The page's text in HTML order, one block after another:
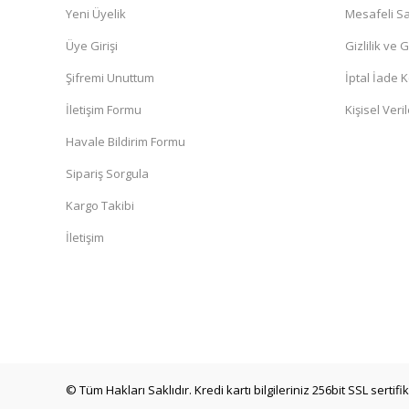
Yeni Üyelik
Üye Girişi
Şifremi Unuttum
İletişim Formu
Havale Bildirim Formu
Sipariş Sorgula
Kargo Takibi
İletişim
Mesafeli
Gizlilik ve
İptal İade
Kişisel
© Tüm Hakları Saklıdır. Kredi kartı bilgileriniz 256bit SSL